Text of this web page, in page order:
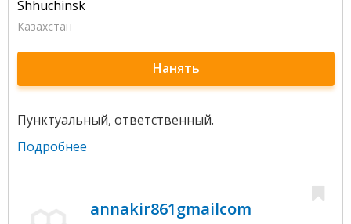
Shhuchinsk
Казахстан
Нанять
Пунктуальный, ответственный.
Подробнее
annakir861gmailcom